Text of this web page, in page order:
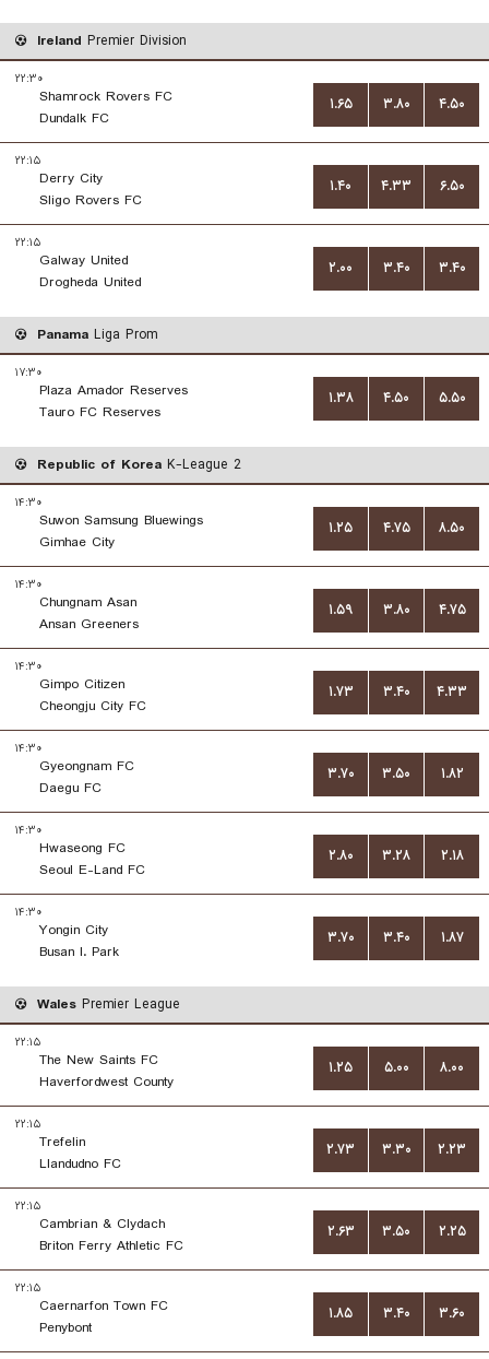
Ireland Premier Division
۲۲:۳۰
Shamrock Rovers FC
Dundalk FC
۱.۶۵ ۳.۸۰ ۴.۵۰
۲۲:۱۵
Derry City
Sligo Rovers FC
۱.۴۰ ۴.۳۳ ۶.۵۰
۲۲:۱۵
Galway United
Drogheda United
۲.۰۰ ۳.۴۰ ۳.۴۰
Panama Liga Prom
۱۷:۳۰
Plaza Amador Reserves
Tauro FC Reserves
۱.۳۸ ۴.۵۰ ۵.۵۰
Republic of Korea K-League 2
۱۴:۳۰
Suwon Samsung Bluewings
Gimhae City
۱.۲۵ ۴.۷۵ ۸.۵۰
۱۴:۳۰
Chungnam Asan
Ansan Greeners
۱.۵۹ ۳.۸۰ ۴.۷۵
۱۴:۳۰
Gimpo Citizen
Cheongju City FC
۱.۷۳ ۳.۴۰ ۴.۳۳
۱۴:۳۰
Gyeongnam FC
Daegu FC
۳.۷۰ ۳.۵۰ ۱.۸۲
۱۴:۳۰
Hwaseong FC
Seoul E-Land FC
۲.۸۰ ۳.۲۸ ۲.۱۸
۱۴:۳۰
Yongin City
Busan I. Park
۳.۷۰ ۳.۴۰ ۱.۸۷
Wales Premier League
۲۲:۱۵
The New Saints FC
Haverfordwest County
۱.۲۵ ۵.۰۰ ۸.۰۰
۲۲:۱۵
Trefelin
Llandudno FC
۲.۷۳ ۳.۳۰ ۲.۲۳
۲۲:۱۵
Cambrian & Clydach
Briton Ferry Athletic FC
۲.۶۳ ۳.۵۰ ۲.۲۵
۲۲:۱۵
Caernarfon Town FC
Penybont
۱.۸۵ ۳.۴۰ ۳.۶۰